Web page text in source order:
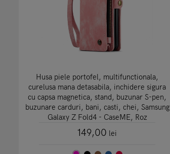
Husa piele portofel, multifunctionala,
curelusa mana detasabila, inchidere sigura
cu capsa magnetica, stand, buzunar S-pen,
buzunare carduri, bani, casti, chei, Samsung
Galaxy Z Fold4 - CaseME, Roz
149,00 lei